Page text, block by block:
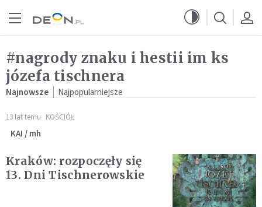
#nagrody znaku i hestii im ks
józefa tischnera
Najnowsze Najpopularniejsze
13 lat temu KOŚCIÓŁ
KAI / mh
Kraków: rozpoczęły się
13. Dni Tischnerowskie